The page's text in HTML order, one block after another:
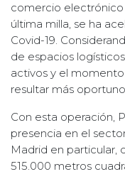
comercio electrónico
última milla, se ha
Covid-19.
de espacios
activos y el
resultar más
Con esta operación,
presencia en el
Madrid en particular,
515.000 metros